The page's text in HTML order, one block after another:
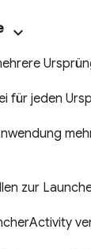
für jeden
zur